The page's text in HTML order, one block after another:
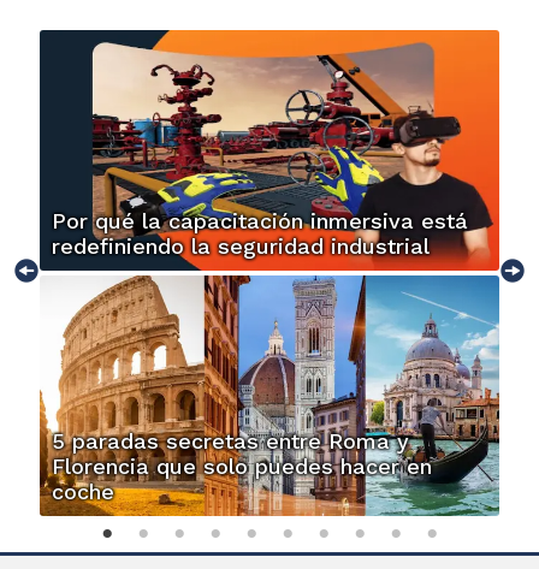
Por qué la capacitación inmersiva está
redefiniendo la seguridad industrial
5 paradas secretas entre Roma y
Florencia que solo puedes hacer en
coche